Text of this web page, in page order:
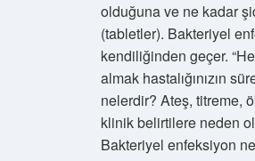
olduğuna ve ne kadar
(tabletler). Bakteriyel
kendiliğinden geçer.
almak hastalığınızın
nelerdir? Ateş, titreme,
klinik belirtilere neden
Bakteriyel enfeksiyon